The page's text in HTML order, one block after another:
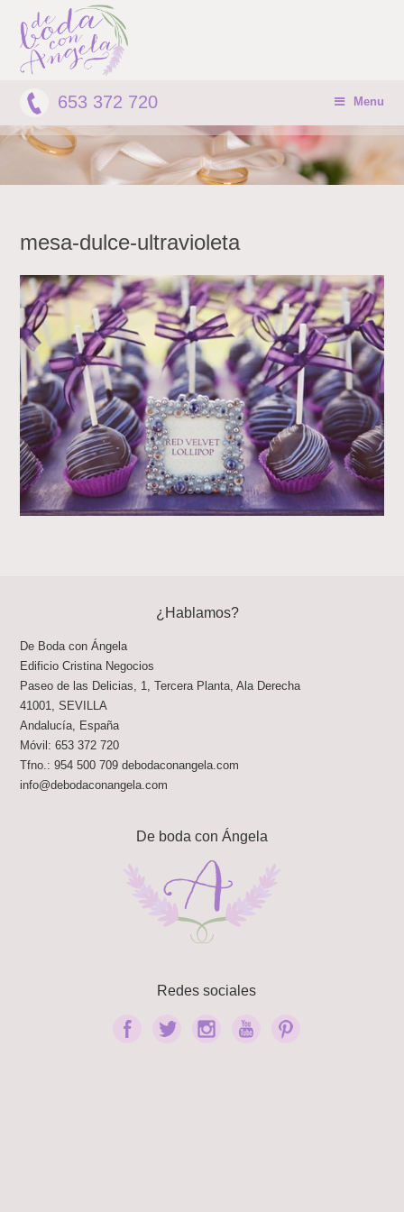
653 372 720 Menu
mesa-dulce-ultravioleta
¿Hablamos?
De Boda con Ángela
Edificio Cristina Negocios
Paseo de las Delicias, 1, Tercera Planta, Ala Derecha
41001
,SEVILLA
Andalucía
España
Móvil:653 372 720
Tfno.:954 500 709 debodaconangela.com
info@debodaconangela.com
De boda con Ángela
Redes sociales